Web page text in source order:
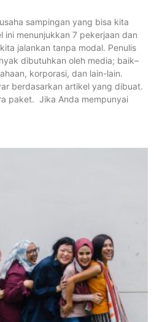
sampingan yang bisa kita
ini menunjukkan 7 pekerjaan dan
jalankan tanpa modal. Penulis
dibutuhkan oleh media; baik–
korporasi, dan lain-lain.
berdasarkan artikel yang dibuat.
paket. Jika Anda mempunyai